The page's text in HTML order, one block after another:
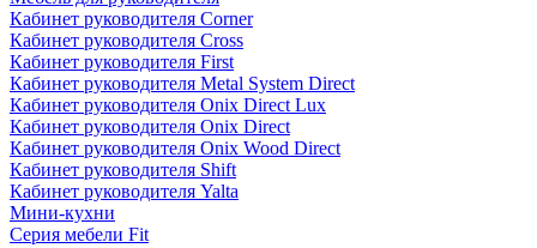
Кабинет руководителя Corner
Кабинет руководителя Cross
Кабинет руководителя First
Кабинет руководителя Metal System Direct
Кабинет руководителя Onix Direct Lux
Кабинет руководителя Onix Direct
Кабинет руководителя Onix Wood Direct
Кабинет руководителя Shift
Кабинет руководителя Yalta
Мини-кухни
Серия мебели Fit